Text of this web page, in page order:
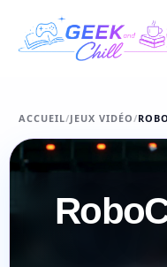
ACCUEIL/JEUX VIDÉO/